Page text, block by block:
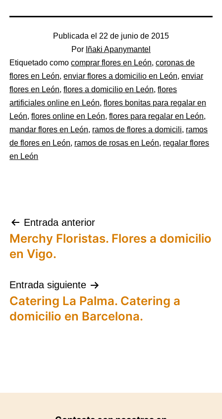
Publicada el 22 de junio de 2015
Por Iñaki Apanymantel
Categorizado
como
Flores
Etiquetado comocomprar flores en León,coronas de
flores en León,enviar flores a domicilio en León,enviar
flores en León,flores a domicilio en León,flores
artificiales online en León,flores bonitas para regalar en
León,flores online en León,flores para regalar en León,
mandar flores en León, ramos de flores a domicili, ramos
de flores en León, ramos de rosas en León, regalar flores
en León
Navegación
de
Entrada anterior
Merchy Floristas. Flores a domicilio
en Vigo.
Entrada siguiente
Catering La Palma. Catering a
domicilio en Barcelona.